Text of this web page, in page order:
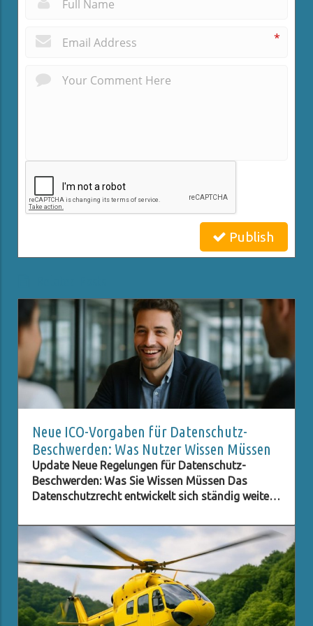
*
Publish
Neue ICO-Vorgaben für Datenschutz-
Beschwerden: Was Nutzer Wissen Müssen
Update Neue Regelungen für Datenschutz-
Beschwerden: Was Sie Wissen Müssen Das
Datenschutzrecht entwickelt sich ständig weiter,
Schutz persönlicher Daten immer wichtiger wird.
Eine der neuesten Entwicklungen betrifft die ICO
(Information Commissioner's Office) im
Vereinigten Königreich, die neue Verpflichtungen
für Beschwerden im Bereich des Datenschutzes
eingeführt hat. Diese Regelungen zielen darauf
ab, den Beschwerdeprozess zu optimieren und